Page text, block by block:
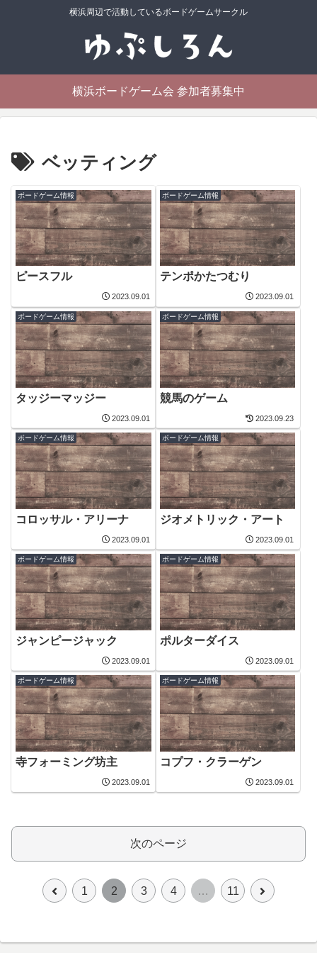
横浜周辺で活動しているボードゲームサークル
横浜ボードゲーム会 参加者募集中
ベッティング
ボードゲーム情報
ピースフル
2023.09.01
ボードゲーム情報
テンポかたつむり
2023.09.01
ボードゲーム情報
タッジーマッジー
2023.09.01
ボードゲーム情報
競馬のゲーム
2023.09.23
ボードゲーム情報
コロッサル・アリーナ
2023.09.01
ボードゲーム情報
ジオメトリック・アート
2023.09.01
ボードゲーム情報
ジャンピージャック
2023.09.01
ボードゲーム情報
ポルターダイス
2023.09.01
ボードゲーム情報
寺フォーミング坊主
2023.09.01
ボードゲーム情報
コプフ・クラーゲン
2023.09.01
次のページ
前
1 2 3 4 … 11
次